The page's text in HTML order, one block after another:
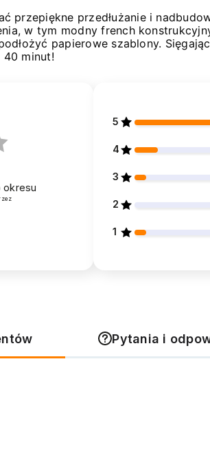
przepiękne przedłużanie i
w tym modny french
papierowe szablony.
40 minut!
okresu
5
4
3
2
1
Pytania i